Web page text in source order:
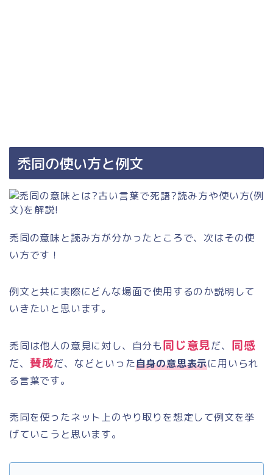
禿同の使い方と例文
禿同の意味と読み方が分かったところで、次はその使
い方です！
例文と共に実際にどんな場面で使用するのか説明して
いきたいと思います。
禿同は他人の意見に対し、自分も同じ意見だ、 同感
だ、 賛成だ、などといった自身の意思表示に用いられ
る言葉です。
禿同を使ったネット上のやり取りを想定して例文を挙
げていこうと思います。